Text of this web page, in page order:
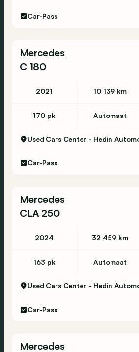
Car-Pass
Mercedes
C 180
2021 10 139 km
170 pk Automaat
Car-Pass
Mercedes
CLA 250
2024 32 459 km
163 pk Automaat
Car-Pass
Mercedes